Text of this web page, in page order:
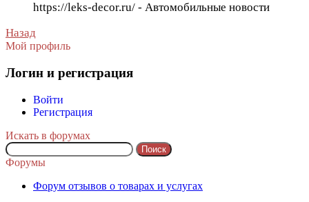
https://leks-decor.ru/ - Автомобильные новости
Назад
Мой профиль
Логин и регистрация
Войти
Регистрация
Искать в форумах
Поиск:
Форумы
Форум отзывов о товарах и услугах